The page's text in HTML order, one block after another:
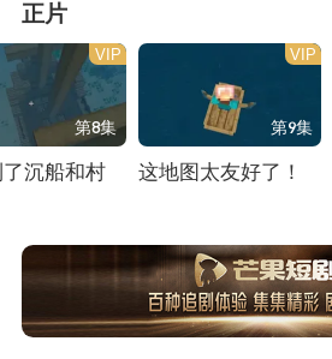
正片
第8集
VIP
沉船和村
第9集
VIP
这地图太友好了！